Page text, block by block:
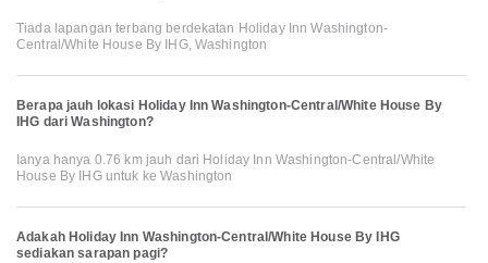
Tiada lapangan terbang berdekatan Holiday Inn Washington-
Central/White House By IHG, Washington
Berapa jauh lokasi Holiday Inn Washington-Central/White House By
IHG dari Washington?
Ianya hanya 0.76 km jauh dari Holiday Inn Washington-Central/White
House By IHG untuk ke Washington
Adakah Holiday Inn Washington-Central/White House By IHG
sediakan sarapan pagi?